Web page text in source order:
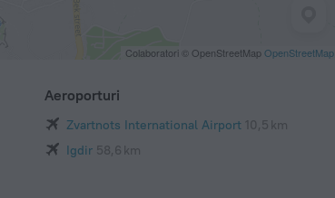
Colaboratori © OpenStreetMapOpenStreetMap
Aeroporturi
Zvartnots International Airport 10,5 km
Igdir 58,6 km